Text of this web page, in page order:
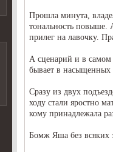
Прошла минута,
тональность повыше.
прилег на лавочку.
А сценарий и в самом
бывает в
Сразу из двух
ходу стали яростно
кому принадлежала
Бомж Яша без всяких